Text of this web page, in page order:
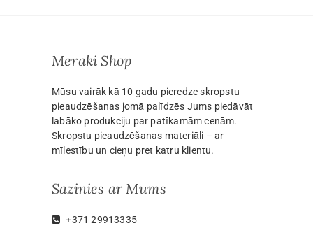
Meraki Shop
Mūsu vairāk kā 10 gadu pieredze skropstu
pieaudzēšanas jomā palīdzēs Jums piedāvāt
labāko produkciju par patīkamām cenām.
Skropstu pieaudzēšanas materiāli – ar
mīlestību un cieņu pret katru klientu.
Sazinies ar Mums
+371 29913335